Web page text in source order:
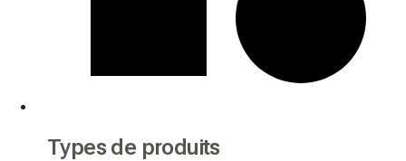
Types de produits